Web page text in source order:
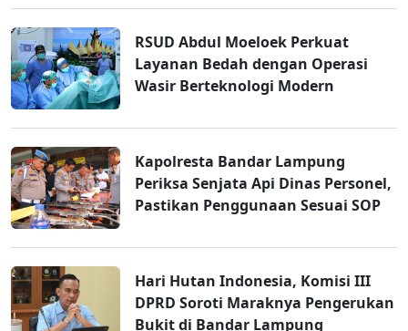
RSUD Abdul Moeloek Perkuat
Layanan Bedah dengan Operasi
Wasir Berteknologi Modern
Kapolresta Bandar Lampung
Periksa Senjata Api Dinas Personel,
Pastikan Penggunaan Sesuai SOP
Hari Hutan Indonesia, Komisi III
DPRD Soroti Maraknya Pengerukan
Bukit di Bandar Lampung